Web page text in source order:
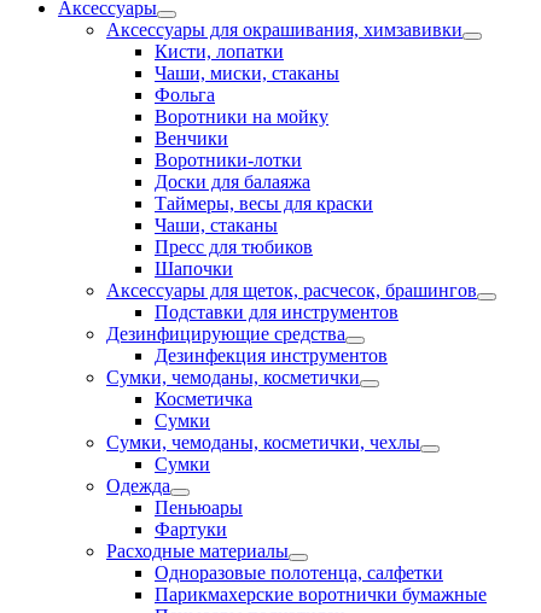
Аксессуары
Аксессуары для окрашивания, химзавивки
Кисти, лопатки
Чаши, миски, стаканы
Фольга
Воротники на мойку
Венчики
Воротники-лотки
Доски для балаяжа
Таймеры, весы для краски
Чаши, стаканы
Пресс для тюбиков
Шапочки
Аксессуары для щеток, расчесок, брашингов
Подставки для инструментов
Дезинфицирующие средства
Дезинфекция инструментов
Сумки, чемоданы, косметички
Косметичка
Сумки
Сумки, чемоданы, косметички, чехлы
Сумки
Одежда
Пеньюары
Фартуки
Расходные материалы
Одноразовые полотенца, салфетки
Парикмахерские воротнички бумажные